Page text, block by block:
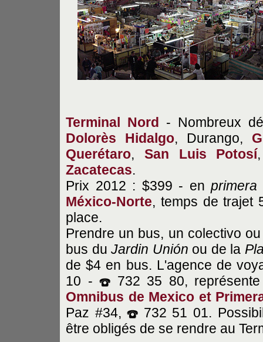
Terminal Nord - Nombreux
Dolorès Hidalgo, Durango,
Querétaro, San Luis Potosí
Zacatecas.
Prix 2012 : $399 - enprimera
México-Norte, temps de trajet
place.
Prendre un bus, un colectivo
bus duJardin Unión ou de la
de $4 en bus. L'agence de
10 -
732 35 80,
Omnibus de Mexico et
Paz #34,
732 51 01.
être obligés de se rendre au